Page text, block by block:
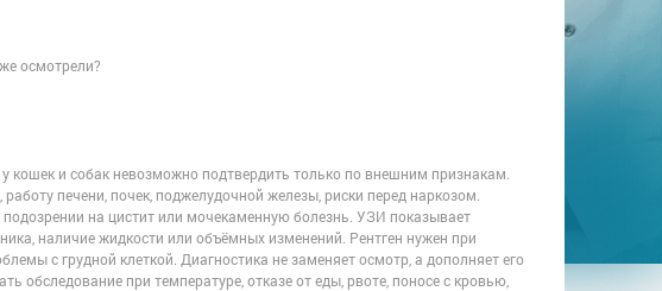
осмотрели?
и собак невозможно подтвердить только по внешним признакам.
печени, почек, поджелудочной железы, риски перед наркозом.
на цистит или мочекаменную болезнь. УЗИ показывает
наличие жидкости или объёмных изменений. Рентген нужен при
с грудной клеткой. Диагностика не заменяет осмотр, а дополняет его
обследование при температуре, отказе от еды, рвоте, поносе с кровью,